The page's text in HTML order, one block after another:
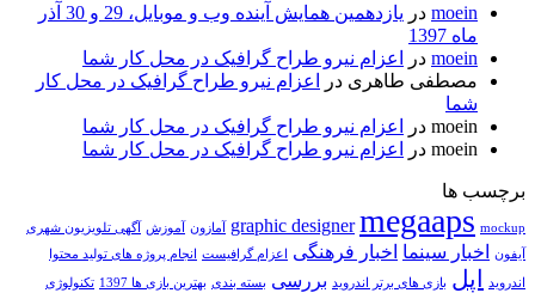
moein در
یازدهمین همایش آینده وب و موبایل، 29 و 30 آذر
ماه 1397
moein در
اعزام نیرو طراح گرافیک در محل کار شما
مصطفی طاهری در
اعزام نیرو طراح گرافیک در محل کار
شما
moein در
اعزام نیرو طراح گرافیک در محل کار شما
moein در اعزام نیرو طراح گرافیک در محل کار شما
برچسب ها
graphic designer megaaps mockup آمازون آموزش
آگهی تلویزیون شهری
آیفون
اخبار سینما اخبار فرهنگی اعزام گرافیست انجام پروژه های تولید محتوا
اندروید اپل بازی های برتر اندروید بررسی بسته بندی بهترین بازی ها 1397
تکنولوژی